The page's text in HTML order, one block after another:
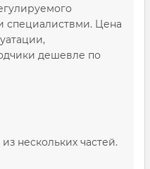
специалиствми. Цена
дешевле по
нескольких частей.